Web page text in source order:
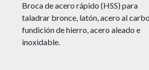
Broca de acero rápido (HSS) para
taladrar bronce, latón, acero al
fundición de hierro, acero aleado e
inoxidable.